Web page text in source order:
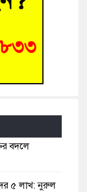
বদলে
৫ লাখ: নুরুল